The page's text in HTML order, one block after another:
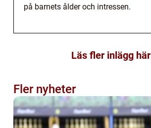
på barnets ålder och intressen.
Läs fler inlägg här
Fler nyheter